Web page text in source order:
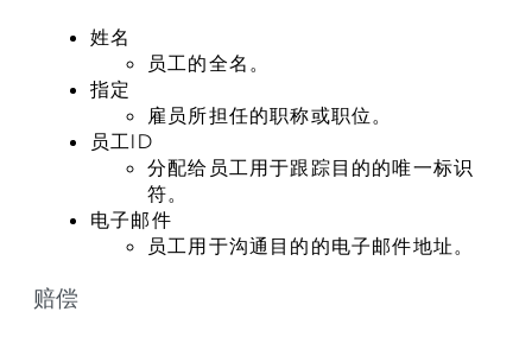
姓名
员工的全名。
指定
雇员所担任的职称或职位。
员工ID
分配给员工用于跟踪目的的唯一标识
符。
电子邮件
员工用于沟通目的的电子邮件地址。
赔偿